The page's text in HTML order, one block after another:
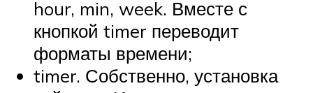
hour, min, week. Вместе с
кнопкой timer переводит
форматы времени;
timer. Собственно, установка